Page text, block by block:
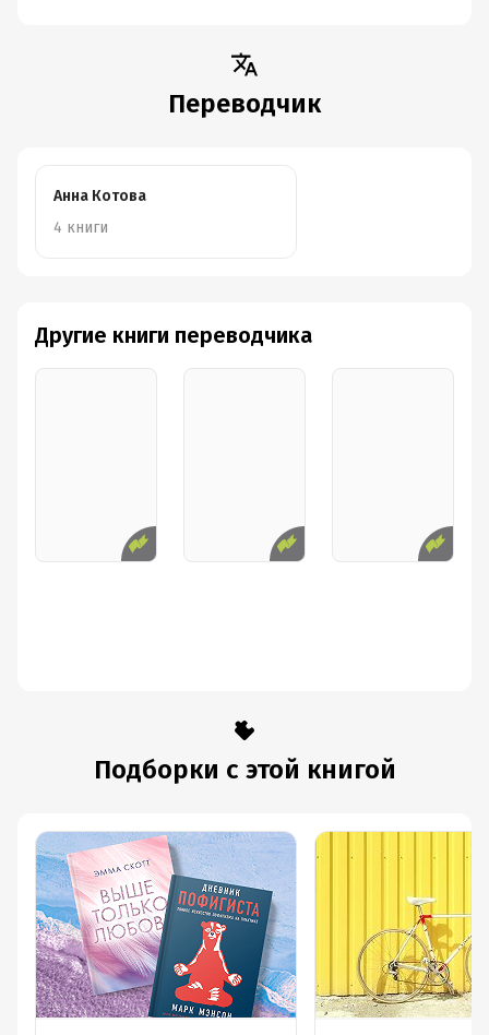
Переводчик
Анна Котова
4 книги
Другие книги переводчика
Подборки с этой книгой